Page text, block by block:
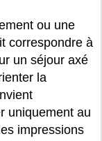
ou une
correspondre à
un séjour axé
la
uniquement au
impressions